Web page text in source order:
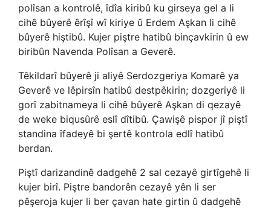
polîsan a kontrolê, îdîa kiribû ku girseya gel a li
cihê bûyerê êrîşî wî kiriye û Erdem Aşkan li cihê
bûyerê hiştibû. Kujer piştre hatibû binçavkirin û ew
biribûn Navenda Polîsan a Geverê.
Têkildarî bûyerê ji aliyê Serdozgeriya Komarê ya
Geverê ve lêpirsîn hatibû destpêkirin; dozgeriyê li
gorî zabitnameya li cihê bûyerê Aşkan di qezayê
de weke biqusûrê eslî dîtibû. Çawişê pispor jî piştî
standina îfadeyê bi şertê kontrola edlî hatibû
berdan.
Piştî darizandinê dadgehê 2 sal cezayê girtîgehê li
kujer birî. Piştre bandorên cezayê yên li ser
pêşeroja kujer li ber çavan hate girtin û dadgehê